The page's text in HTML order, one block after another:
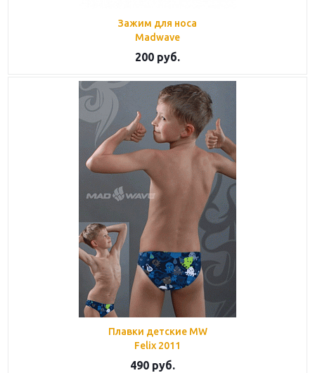
Зажим для носа
Madwave
200 руб.
Плавки детские MW
Felix 2011
490 руб.